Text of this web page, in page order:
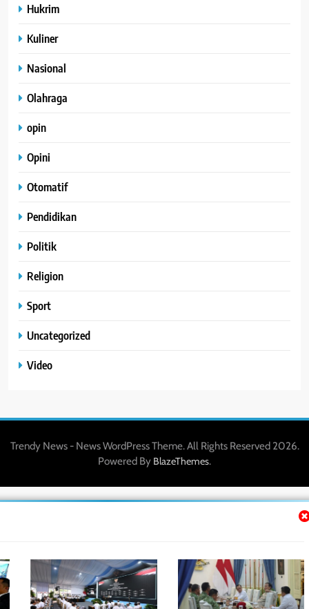
Hukrim
Kuliner
Nasional
Olahraga
opin
Opini
Otomatif
Pendidikan
Politik
Religion
Sport
Uncategorized
Video
Trendy News - News WordPress Theme. All Rights Reserved 2026.
Powered By BlazeThemes.